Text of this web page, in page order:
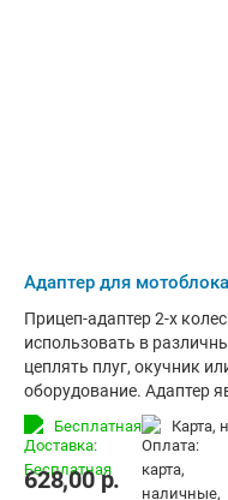
Адаптер для
Прицеп-адаптер 2-х
использовать в
цеплять плуг, окучник
оборудование. Адаптер
для любого вида
подъема навесного
мотоблоку цепляется с
Особенности данной
Бесплатная
628,00р.